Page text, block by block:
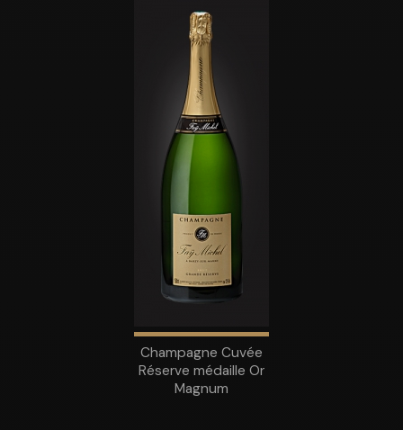
Champagne Cuvée
Réserve médaille Or
Magnum